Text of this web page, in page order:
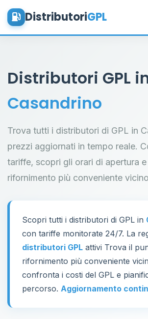
DistributoriGPL
Distributori GPL
Casandrino
Trova tutti i distributori di GPL in
prezzi aggiornati in tempo reale.
tariffe, scopri gli orari di apertura
rifornimento più conveniente
Scopri tutti i distributori di GPL in
con tariffe monitorate 24/7. La
distributori GPL attivi Trova il
rifornimento più conveniente
confronta i costi del GPL e
percorso. Aggiornamento